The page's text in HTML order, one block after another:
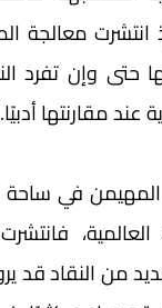
مقارنتها أدبيًا.